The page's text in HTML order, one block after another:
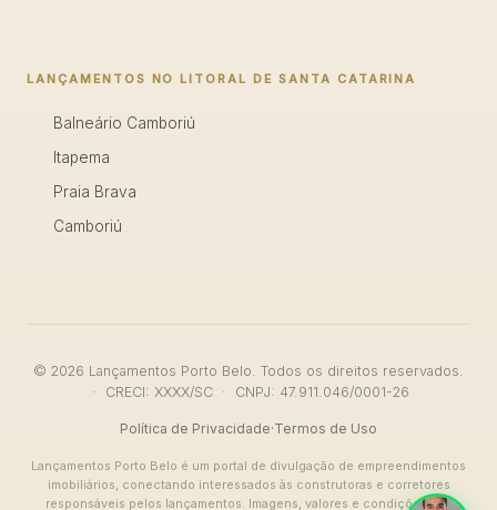
LANÇAMENTOS NO LITORAL DE SANTA CATARINA
Balneário Camboriú
Itapema
Praia Brava
Camboriú
© 2026 Lançamentos Porto Belo. Todos os direitos reservados.
· CRECI: XXXX/SC · CNPJ: 47.911.046/0001-26
Política de Privacidade·Termos de Uso
Lançamentos Porto Belo é um portal de divulgação de empreendimentos
imobiliários, conectando interessados às construtoras e corretores
responsáveis pelos lançamentos. Imagens, valores e condições têm